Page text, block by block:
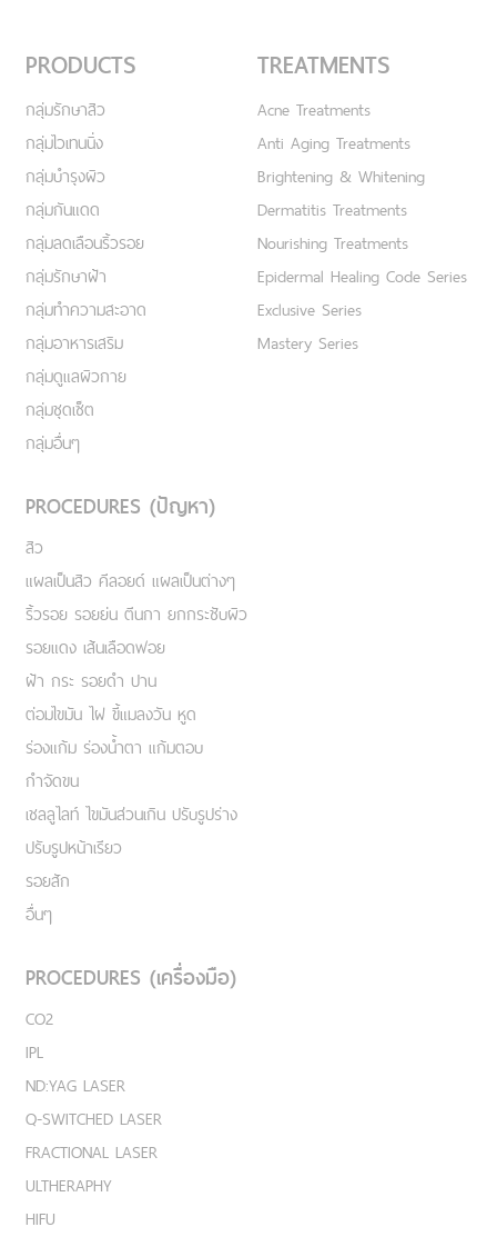
PRODUCTS
กลุ่มรักษาสิว
กลุ่มไวเทนนิ่ง
กลุ่มบำรุงผิว
กลุ่มกันแดด
กลุ่มลดเลือนริ้วรอย
กลุ่มรักษาฝ้า
กลุ่มทำความสะอาด
กลุ่มอาหารเสริม
กลุ่มดูแลผิวกาย
กลุ่มชุดเซ็ต
กลุ่มอื่นๆ
TREATMENTS
Acne Treatments
Anti Aging Treatments
Brightening & Whitening
Dermatitis Treatments
Nourishing Treatments
Epidermal Healing Code Series
Exclusive Series
Mastery Series
PROCEDURES (ปัญหา)
สิว
แผลเป็นสิว คีลอยด์ แผลเป็นต่างๆ
ริ้วรอย รอยย่น ตีนกา ยกกระชับผิว
รอยแดง เส้นเลือดฟอย
ฝ้า กระ รอยดำ ปาน
ต่อมไขมัน ไฝ ขี้แมลงวัน หูด
ร่องแก้ม ร่องน้ำตา แก้มตอบ
กำจัดขน
เชลลูไลท์ ไขมันส่วนเกิน ปรับรูปร่าง
ปรับรูปหน้าเรียว
รอยสัก
อื่นๆ
PROCEDURES (เครื่องมือ)
CO2
IPL
ND:YAG LASER
Q-SWITCHED LASER
FRACTIONAL LASER
ULTHERAPHY
HIFU